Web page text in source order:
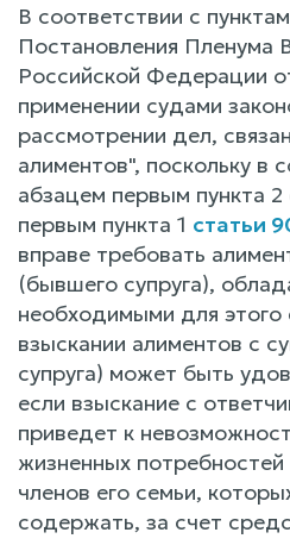
В соответствии с
Постановления Пленума
Российской
применении судами
рассмотрении дел,
алиментов", поскольку в
абзацем первым пункта
первым пункта 1 статьи
вправе требовать
(бывшего супруга),
необходимыми для этого
взыскании алиментов с
супруга) может быть
если взыскание с
приведет к
жизненных
членов его семьи,
содержать, за счет